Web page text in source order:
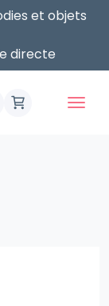
et objets
directe